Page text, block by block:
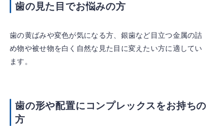
歯の見た目でお悩みの方
歯の黄ばみや変色が気になる方、銀歯など目立つ金属の詰
め物や被せ物を白く自然な見た目に変えたい方に適してい
ます。
歯の形や配置にコンプレックスをお持ちの
方